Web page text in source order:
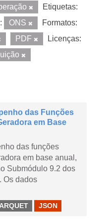
Etiquetas:
ONS
Formatos:
PDF
Licenças:
das Funções
em Base
das funções
em base anual,
Submódulo 9.2 dos
Os dados
JSON